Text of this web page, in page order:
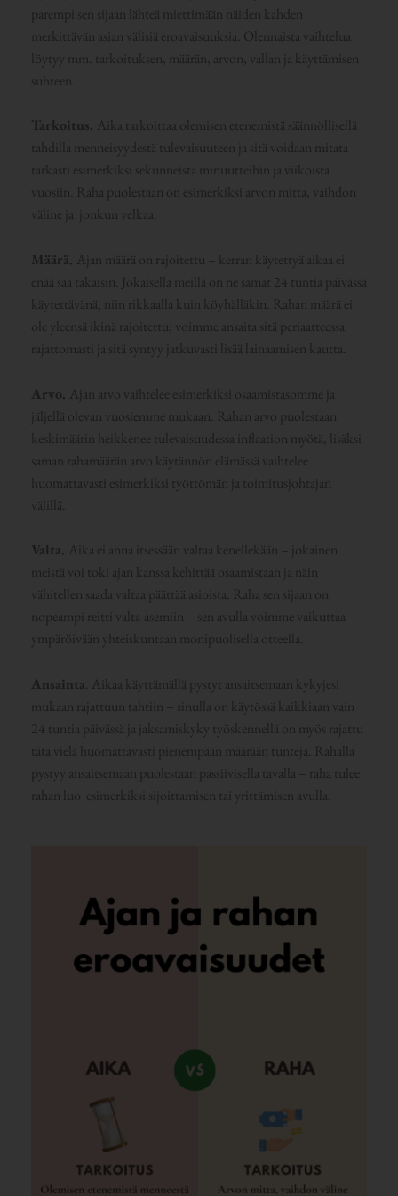
parempi sen sijaan lähteä miettimään näiden kahden
merkittävän asian välisiä eroavaisuuksia. Olennaista vaihtelua
löytyy mm. tarkoituksen, määrän, arvon, vallan ja käyttämisen
suhteen.
Tarkoitus. Aika tarkoittaa olemisen etenemistä säännöllisellä
tahdilla menneisyydestä tulevaisuuteen ja sitä voidaan mitata
tarkasti esimerkiksi sekunneista minuutteihin ja viikoista
vuosiin. Raha puolestaan on esimerkiksi arvon mitta, vaihdon
väline ja jonkun velkaa.
Määrä. Ajan määrä on rajoitettu – kerran käytettyä aikaa ei
enää saa takaisin. Jokaisella meillä on ne samat 24 tuntia päivässä
käytettävänä, niin rikkaalla kuin köyhälläkin. Rahan määrä ei
ole yleensä ikinä rajoitettu; voimme ansaita sitä periaatteessa
rajattomasti ja sitä syntyy jatkuvasti lisää lainaamisen kautta.
Arvo. Ajan arvo vaihtelee esimerkiksi osaamistasomme ja
jäljellä olevan vuosiemme mukaan. Rahan arvo puolestaan
keskimäärin heikkenee tulevaisuudessa inflaation myötä, lisäksi
saman rahamäärän arvo käytännön elämässä vaihtelee
huomattavasti esimerkiksi työttömän ja toimitusjohtajan
välillä.
Valta. Aika ei anna itsessään valtaa kenellekään – jokainen
meistä voi toki ajan kanssa kehittää osaamistaan ja näin
vähitellen saada valtaa päättää asioista. Raha sen sijaan on
nopeampi reitti valta-asemiin – sen avulla voimme vaikuttaa
ympäröivään yhteiskuntaan monipuolisella otteella.
Ansainta. Aikaa käyttämällä pystyt ansaitsemaan kykyjesi
mukaan rajattuun tahtiin – sinulla on käytössä kaikkiaan vain
24 tuntia päivässä ja jaksamiskyky työskennellä on myös rajattu
tätä vielä huomattavasti pienempään määrään tunteja. Rahalla
pystyy ansaitsemaan puolestaan passiivisella tavalla – raha tulee
rahan luo esimerkiksi sijoittamisen tai yrittämisen avulla.